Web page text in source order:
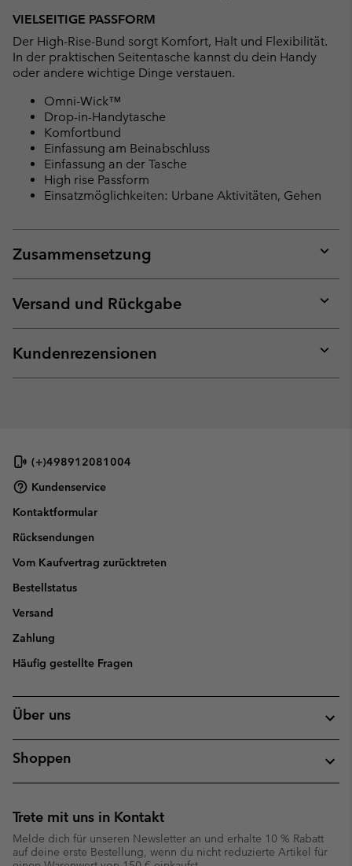
VIELSEITIGE PASSFORM
Der High-Rise-Bund sorgt Komfort, Halt und Flexibilität.
In der praktischen Seitentasche kannst du dein Handy
oder andere wichtige Dinge verstauen.
Omni-Wick™
Drop-in-Handytasche
Komfortbund
Einfassung am Beinabschluss
Einfassung an der Tasche
High rise Passform
Einsatzmöglichkeiten: Urbane Aktivitäten, Gehen
Zusammensetzung
or
Versand und Rückgabe
or
Kundenrezensionen
or
(+)498912081004
Kundenservice
Kontaktformular
Rücksendungen
Vom Kaufvertrag zurücktreten
Bestellstatus
Versand
Zahlung
Häufig gestellte Fragen
Über uns
Shoppen
Trete mit uns in Kontakt
Melde dich für unseren Newsletter an und erhalte 10 % Rabatt
auf deine erste Bestellung, wenn du nicht reduzierte Artikel für